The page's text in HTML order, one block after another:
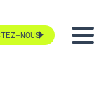
NOUS